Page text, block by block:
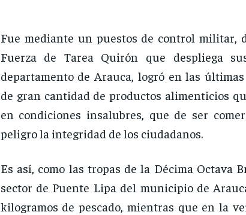
Fue mediante un puestos de control militar,
Fuerza de Tarea Quirón que despliega
departamento de Arauca, logró en las
de gran cantidad de productos alimenticios
en condiciones insalubres, que de ser
peligro la integridad de los ciudadanos.
Es así, como las tropas de la Décima Octava
sector de Puente Lipa del municipio de
kilogramos de pescado, mientras que en la